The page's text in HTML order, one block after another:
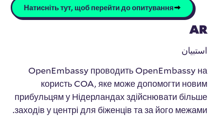
Натисніть тут, щоб перейти до опитування
AR
استبيان
OpenEmbassy проводить OpenEmbassy на
користь COA, яке може допомогти новим
прибульцям у Нідерландах здійснювати більше
заходів у центрі для біженців та за його межами.